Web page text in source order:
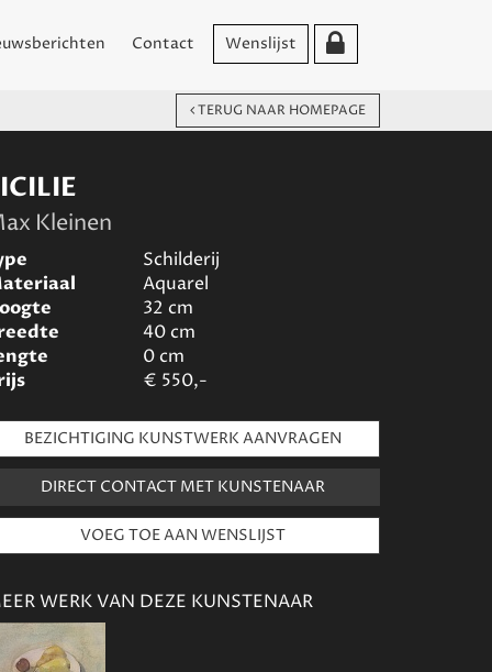
Contact Wenslijst
TERUG NAAR HOMEPAGE
Kleinen
Schilderij
Aquarel
32 cm
40cm
0cm
€ 550,-
BEZICHTIGING KUNSTWERK AANVRAGEN
DIRECT CONTACT MET KUNSTENAAR
WERK VAN DEZE KUNSTENAAR